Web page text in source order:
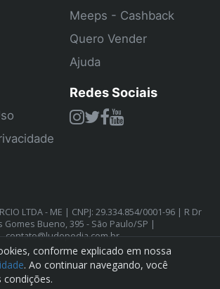
Meeps - Cashback
Quero Vender
Ajuda
Redes Sociais
LTDA - ME | CNPJ: 29.334.854/0001-96 | R Dr
Gomes Bueno, 395 - São Paulo/SP |
contato@ludopedia.com.br
conforme explicado em nossa
. Ao continuar navegando, você